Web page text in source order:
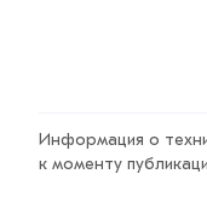
Информация о
к моменту